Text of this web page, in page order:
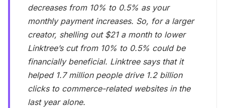
decreases from 10% to 0.5% as your
monthly payment increases. So, for a larger
creator, shelling out $21 a month to lower
Linktree’s cut from 10% to 0.5% could be
financially beneficial. Linktree says that it
helped 1.7 million people drive 1.2 billion
clicks to commerce-related websites in the
last year alone.